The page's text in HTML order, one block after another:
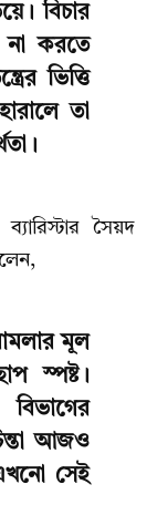
বিচার
না করতে
ভিত্তি
তা
সৈয়দ
মূল
স্পষ্ট।
আজও
সেই